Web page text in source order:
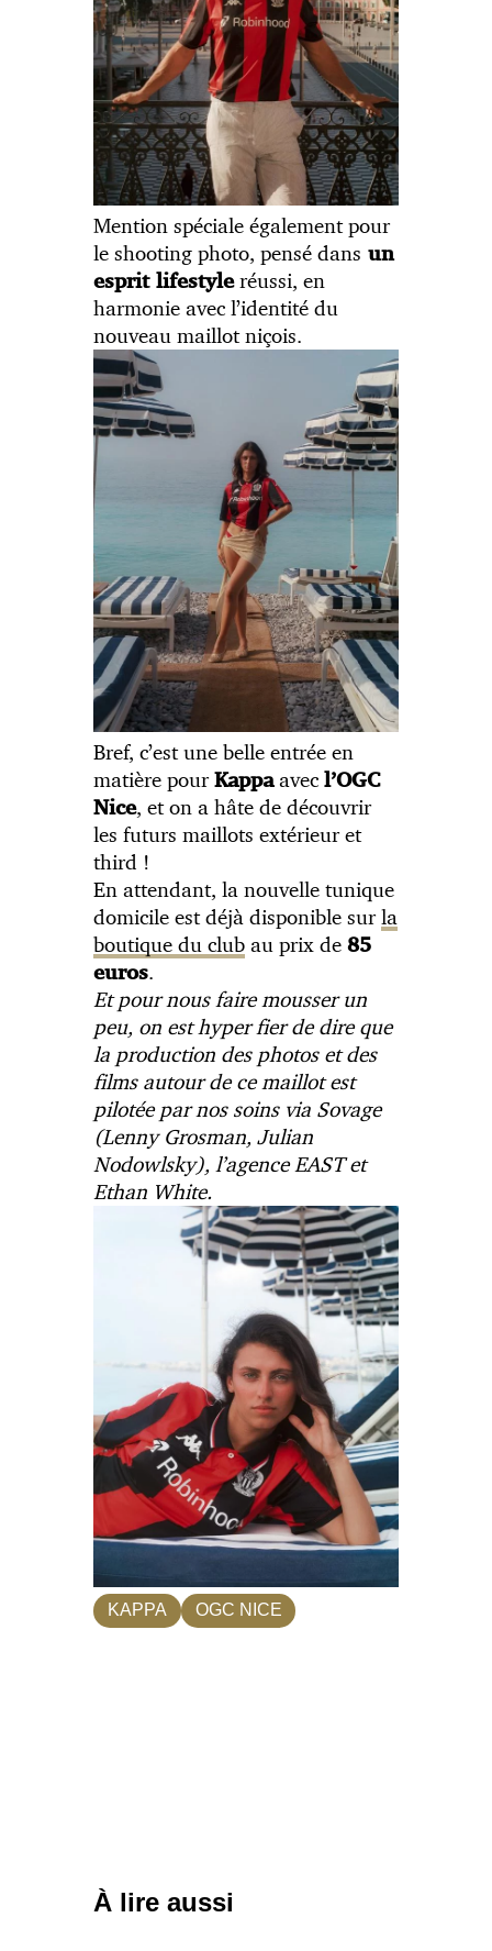
Mention spéciale également pour
le shooting photo, pensé dans un
esprit lifestyleréussi, en
harmonie avec l’identité du
nouveau maillot niçois.
Bref, c’est une belle entrée en
matière pourKappaavecl’OGC
Nice, et on a hâte de découvrir
les futurs maillots extérieur et
third !
En attendant, la nouvelle tunique
domicile est déjà disponible surla
boutique du club au prix de85
euros.
Et pour nous faire mousser un
peu, on est hyper fier de dire que
la production des photos et des
films autour de ce maillot est
pilotée par nos soins via Sovage
(Lenny Grosman, Julian
Nodowlsky), l’agence EAST et
Ethan White.
KAPPA OGC NICE
À lire aussi